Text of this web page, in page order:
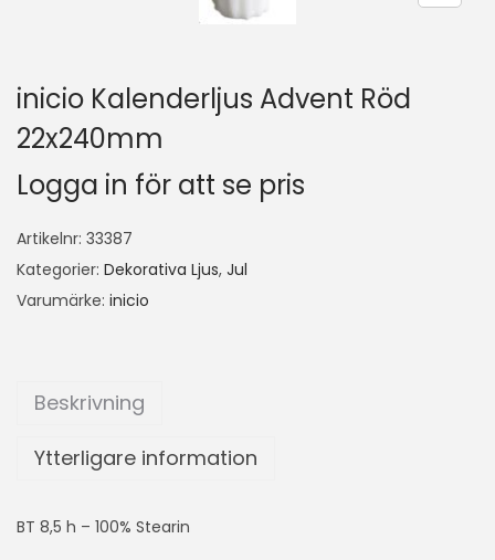
inicio Kalenderljus Advent Röd
22x240mm
Logga in för att se pris
Artikelnr: 33387
Kategorier: Dekorativa Ljus, Jul
Varumärke: inicio
Beskrivning
Ytterligare information
BT 8,5 h – 100% Stearin